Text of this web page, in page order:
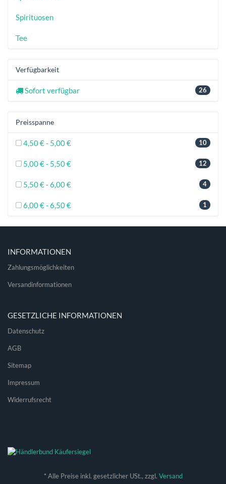
Spirituosen
Tee
Verfügbarkeit
26
Sofort verfügbar
Preisspanne
10
4,50 € - 5,00 €
12
5,00 € - 5,50 €
4
5,50 € - 6,00 €
1
6,00 € - 6,50 €
INFORMATIONEN
Zahlungsmöglichkeiten
Versandinformationen
GESETZLICHE INFORMATIONEN
Datenschutz
AGB
Sitemap
Impressum
Widerrufsrecht
*Alle Preise inkl. gesetzlicher USt., zzgl. Versand